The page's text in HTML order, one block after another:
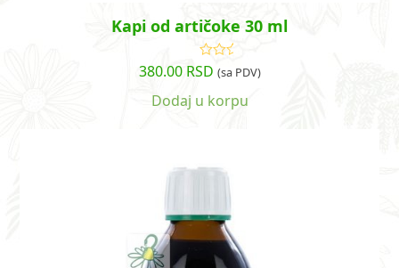
Kapi od artičoke 30 ml
Ocenjeno
sa4.82od
380.00 RSD (sa PDV)
Dodaj u korpu